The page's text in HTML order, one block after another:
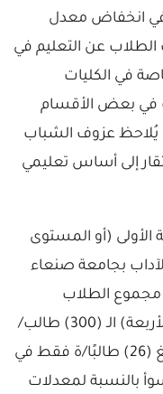
انخفاض معدل
الطلاب عن التعليم في
في الكليات
في بعض الأقسام
يُلاحظ عزوف الشباب
إلى أساس تعليمي
الأولى (أو المستوى
بجامعة صنعاء
تجاوز مجموع الطلاب
المسجلين في القسم (بمستوياته الأربعة) الـ (300) طالب/
ة. تراجع هذا العدد في عام 2023 ليبلغ (26) طالبًا/ة فقط في
بالنسبة لمعدلات